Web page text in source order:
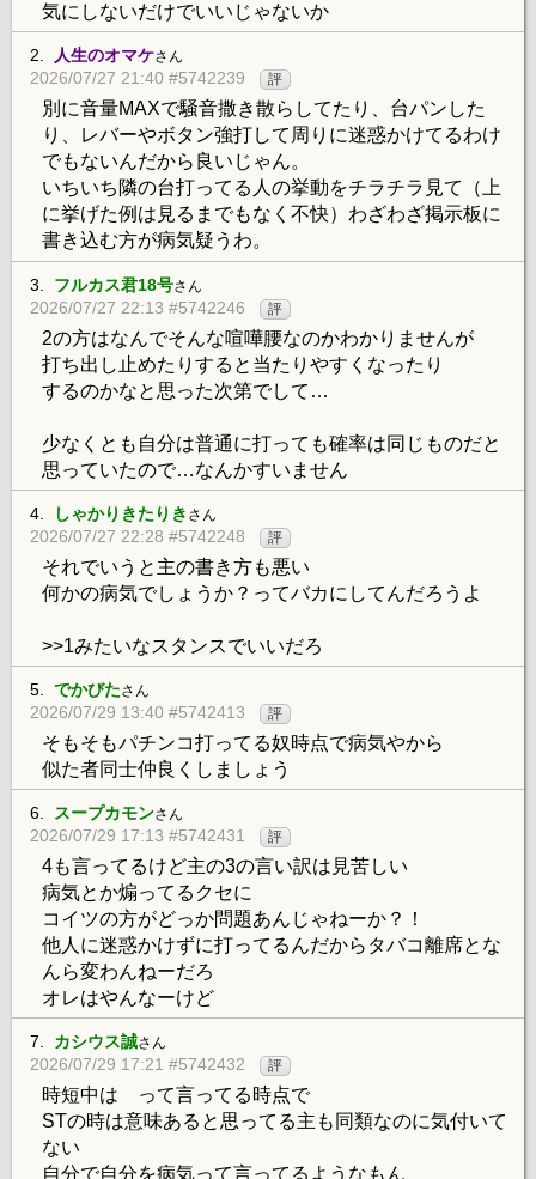
気にしないだけでいいじゃないか
2. 人生のオマケさん
2026/07/27 21:40 #5742239 評
別に音量MAXで騒音撒き散らしてたり、台パンした
り、レバーやボタン強打して周りに迷惑かけてるわけ
でもないんだから良いじゃん。
いちいち隣の台打ってる人の挙動をチラチラ見て（上
に挙げた例は見るまでもなく不快）わざわざ掲示板に
書き込む方が病気疑うわ。
3. フルカス君18号さん
2026/07/27 22:13 #5742246 評
2の方はなんでそんな喧嘩腰なのかわかりませんが
打ち出し止めたりすると当たりやすくなったり
するのかなと思った次第でして…
少なくとも自分は普通に打っても確率は同じものだと
思っていたので…なんかすいません
4. しゃかりきたりき さん
2026/07/27 22:28 #5742248 評
それでいうと主の書き方も悪い
何かの病気でしょうか？ってバカにしてんだろうよ
>>1みたいなスタンスでいいだろ
5. でかびたさん
2026/07/29 13:40 #5742413 評
そもそもパチンコ打ってる奴時点で病気やから
似た者同士仲良くしましょう
6. スープカモンさん
2026/07/29 17:13 #5742431 評
4も言ってるけど主の3の言い訳は見苦しい
病気とか煽ってるクセに
コイツの方がどっか問題あんじゃねーか？！
他人に迷惑かけずに打ってるんだからタバコ離席とな
んら変わんねーだろ
オレはやんなーけど
7. カシウス誠さん
2026/07/29 17:21 #5742432 評
時短中は って言ってる時点で
STの時は意味あると思ってる主も同類なのに気付いて
ない
自分で自分を病気って言ってるようなもん